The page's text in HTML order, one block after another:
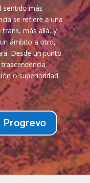
sentido más
se refiere a una
trans, más allá, y
ámbito a otro,
Desde un punto
o superioridad.
Progrevo